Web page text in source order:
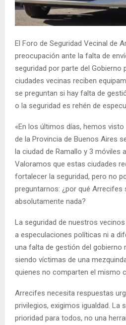
El Foro de Seguridad Vecinal de
preocupación ante la falta de
seguridad por parte del Gobierno
ciudades vecinas reciben
se preguntan si hay falta de
o la seguridad es rehén de
«En los últimos días, hemos
de la Provincia de Buenos Aires
la ciudad de Ramallo y 3 móviles
Valoramos que estas ciudades
fortalecer la seguridad, pero no
preguntarnos: ¿por qué Arrecifes
absolutamente nada?
La seguridad de nuestros
a especulaciones políticas ni a
una falta de gestión del gobierno
siendo víctimas de una
quienes no comparten el mismo
Arrecifes necesita respuestas
privilegios, exigimos igualdad. La
prioridad para todos, no una